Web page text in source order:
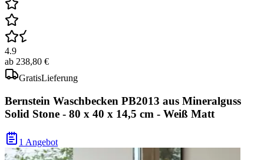
4.9
ab 238,80 €
GratisLieferung
Bernstein Waschbecken PB2013 aus Mineralguss
Solid Stone - 80 x 40 x 14,5 cm - Weiß Matt
1 Angebot